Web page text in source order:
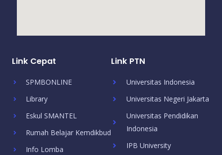
Link Cepat
SPMBONLINE
Library
Eskul SMANTEL
Rumah Belajar Kemdikbud
Info Lomba
Link PTN
Universitas Indonesia
Universitas Negeri Jakarta
Universitas Pendidikan
Indonesia
IPB University